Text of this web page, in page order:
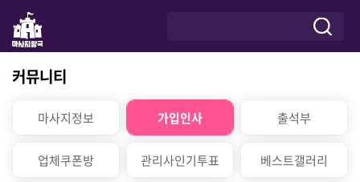
커뮤니티
마사지정보 가입인사 출석부
업체쿠폰방 관리사인기투표 베스트갤러리